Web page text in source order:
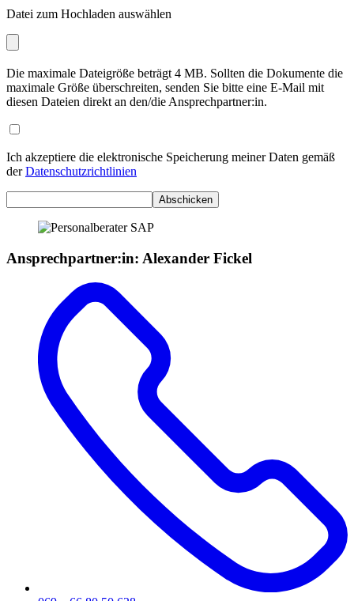
Datei zum Hochladen auswählen
Die maximale Dateigröße beträgt 4 MB. Sollten die Dokumente die
maximale Größe überschreiten, senden Sie bitte eine E-Mail mit
diesen Dateien direkt an den/die Ansprechpartner:in.
Ich akzeptiere die elektronische Speicherung meiner Daten gemäß
derDatenschutzrichtlinien
Abschicken
Ansprechpartner:in: Alexander Fickel